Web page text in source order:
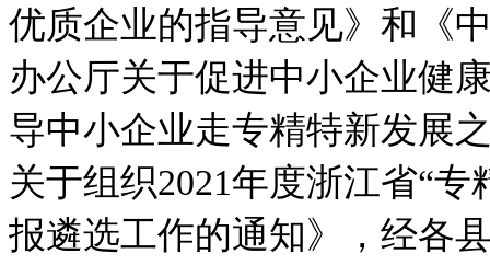
优质企业的指导意见》和《
办公厅关于促进中小企业健
导中小企业走专精特新发展
关于组织2021年度浙江省“专
报遴选工作的通知》，经各